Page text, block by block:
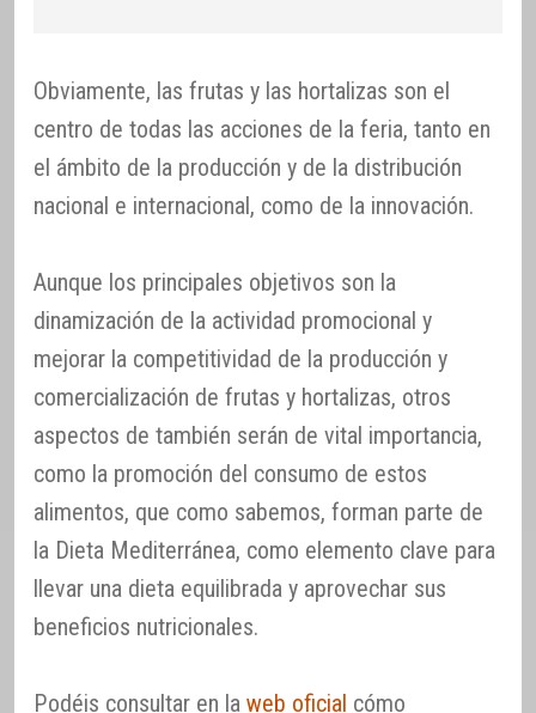
Obviamente, las frutas y las hortalizas son el
centro de todas las acciones de la feria, tanto en
el ámbito de la producción y de la distribución
nacional e internacional, como de la innovación.
Aunque los principales objetivos son la
dinamización de la actividad promocional y
mejorar la competitividad de la producción y
comercialización de frutas y hortalizas, otros
aspectos de también serán de vital importancia,
como la promoción del consumo de estos
alimentos, que como sabemos, forman parte de
la Dieta Mediterránea, como elemento clave para
llevar una dieta equilibrada y aprovechar sus
beneficios nutricionales.
Podéis consultar en la web oficial cómo